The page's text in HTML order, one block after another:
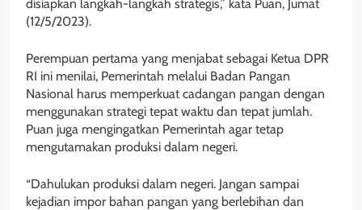
disiapkan langkah-langkah strategis,” kata Puan, Jumat
(12/5/2023).
Perempuan pertama yang menjabat sebagai Ketua DPR
RI ini menilai, Pemerintah melalui Badan Pangan
Nasional harus memperkuat cadangan pangan dengan
menggunakan strategi tepat waktu dan tepat jumlah.
Puan juga mengingatkan Pemerintah agar tetap
mengutamakan produksi dalam negeri.
“Dahulukan produksi dalam negeri. Jangan sampai
kejadian impor bahan pangan yang berlebihan dan